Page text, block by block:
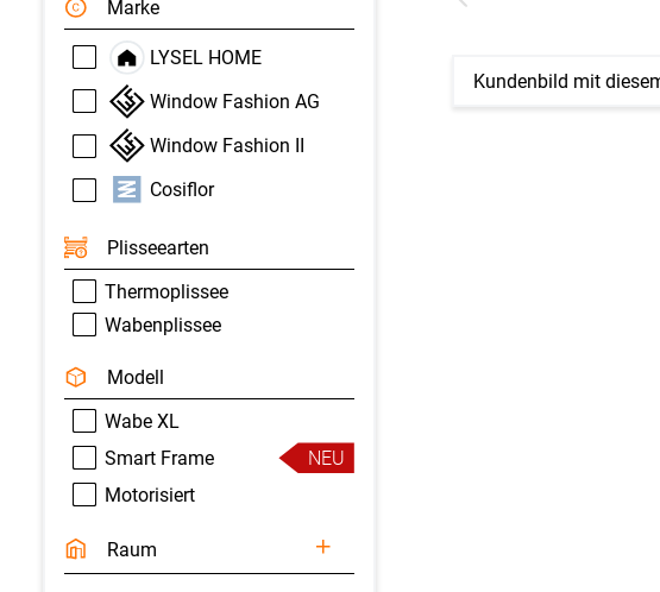
Marke
LYSEL HOME
Window Fashion AG
Window Fashion II
Cosiflor
Plisseearten
Thermoplissee
Wabenplissee
Modell
Wabe XL
Smart Frame
NEU
Motorisiert
Raum
Kundenbild mit